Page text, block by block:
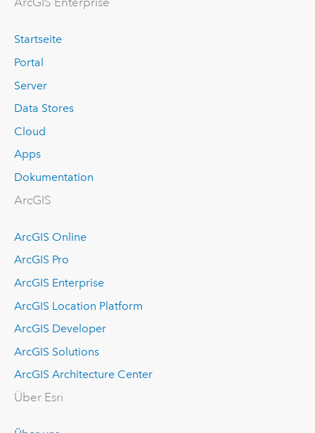
Startseite
Portal
Server
Data Stores
Cloud
Apps
Dokumentation
ArcGIS
ArcGIS Online
ArcGIS Pro
ArcGIS Enterprise
ArcGIS Location Platform
ArcGIS Developer
ArcGIS Solutions
ArcGIS Architecture Center
Über Esri